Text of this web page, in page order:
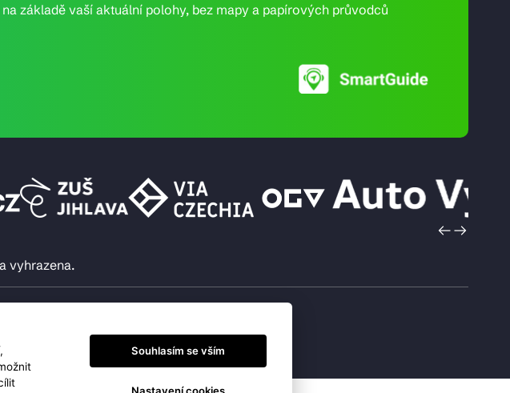
základě vaší aktuální polohy, bez mapy a papírových průvodců
vyhrazena.
Souhlasím se vším
Nastavení cookies